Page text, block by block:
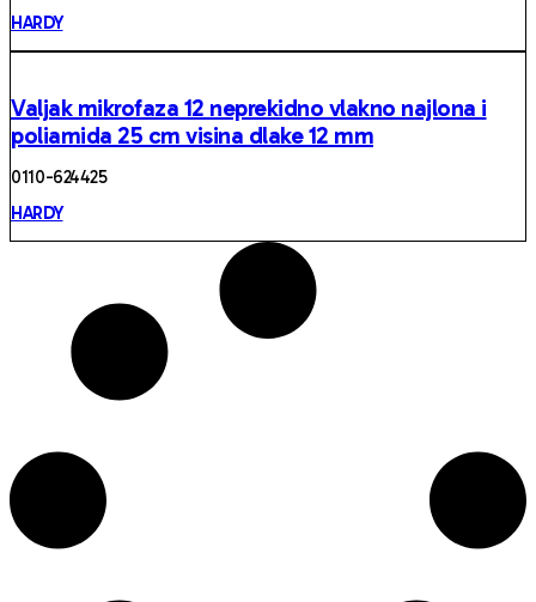
HARDY
Valjak mikrofaza 12 neprekidno vlakno najlona i
poliamida 25 cm visina dlake 12 mm
0110 -624425
HARDY